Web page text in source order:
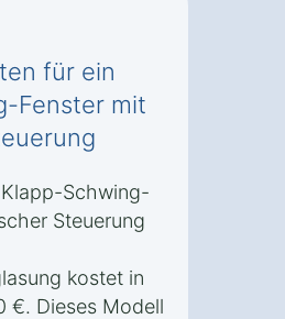
für ein
Fenster mit
Schwing-
Steuerung
kostet in
€. Dieses Modell